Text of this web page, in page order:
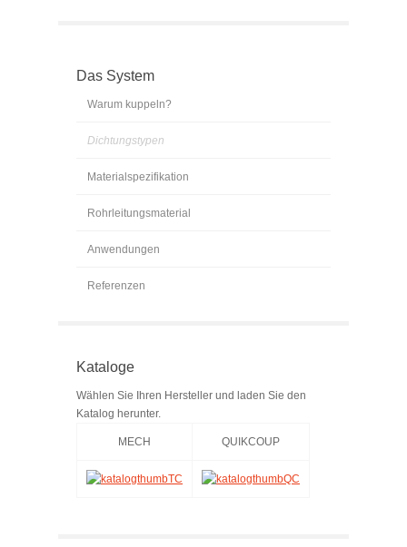
Das System
Warum kuppeln?
Dichtungstypen
Materialspezifikation
Rohrleitungsmaterial
Anwendungen
Referenzen
Kataloge
Wählen Sie Ihren Hersteller und laden Sie den
Katalog herunter.
MECH QUIKCOUP